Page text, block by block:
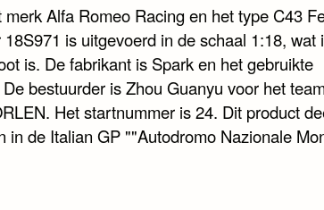
Alfa Romeo Racing en het type C43
is uitgevoerd in de schaal 1:18, wat
is. De fabrikant is Spark en het gebruikte
bestuurder is Zhou Guanyu voor het
Het startnummer is 24. Dit product
in de Italian GP ""Autodromo Nazionale